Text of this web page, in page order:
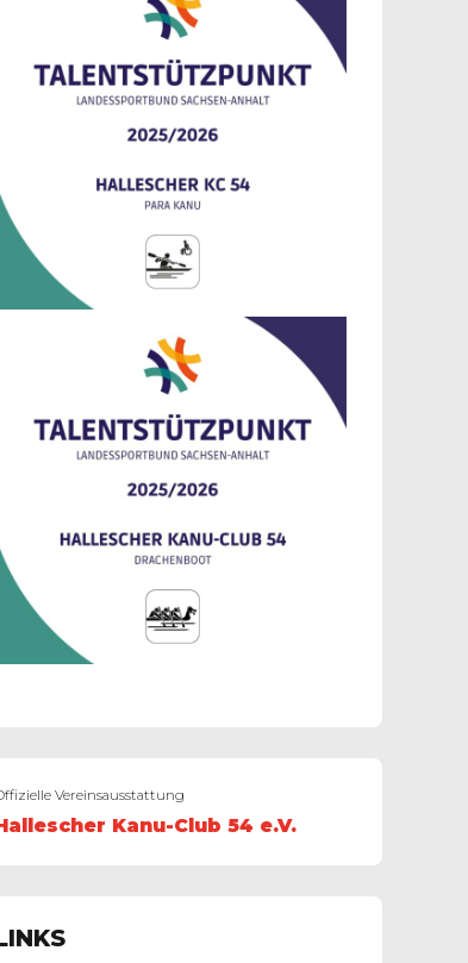
Vereinsausstattung
Kanu-Club 54 e.V.